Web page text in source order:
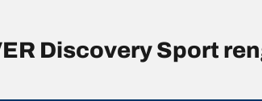
Discovery Sport